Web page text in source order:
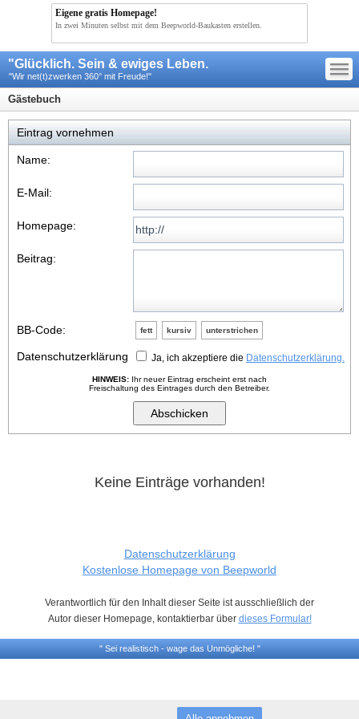
Eigene gratis Homepage!
In zwei Minuten selbst mit dem Beepworld-Baukasten erstellen.
"Glücklich. Sein & ewiges Leben.
"Wir net(t)zwerken 360° mit Freude!"
—
—
—
Gästebuch
Eintrag vornehmen
Name:
E-Mail:
Homepage:
Beitrag:
BB-Code: fett kursiv unterstrichen
Datenschutzerklärung Ja, ich akzeptiere die Datenschutzerklärung.
HINWEIS: Ihr neuer Eintrag erscheint erst nach
Freischaltung des Eintrages durch den Betreiber.
Keine Einträge vorhanden!
Datenschutzerklärung
Kostenlose Homepage von Beepworld
Verantwortlich für den Inhalt dieser Seite ist ausschließlich der
Autor dieser Homepage, kontaktierbar über dieses Formular!
" Sei realistisch - wage das Unmögliche! "